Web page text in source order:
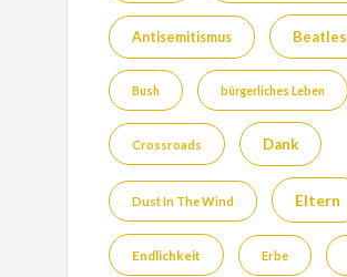
Antisemitismus Beatles
Bush bürgerliches Leben
Crossroads Dank
Dust In The Wind Eltern
Endlichkeit Erbe